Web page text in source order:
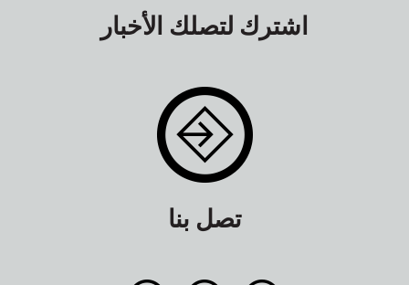
اشترك لتصلك الأخبار
تصل بنا